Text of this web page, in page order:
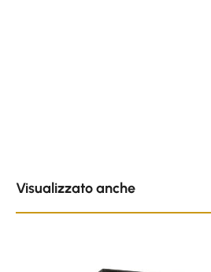
Visualizzato anche